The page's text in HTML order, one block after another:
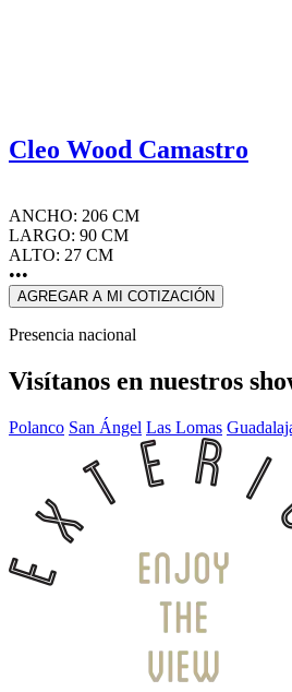
Cleo Wood Camastro
ANCHO: 206 CM
LARGO: 90 CM
ALTO: 27 CM
•••
AGREGAR A MI COTIZACIÓN
Presencia nacional
Visítanos en nuestros
Polanco San Ángel Las Lomas